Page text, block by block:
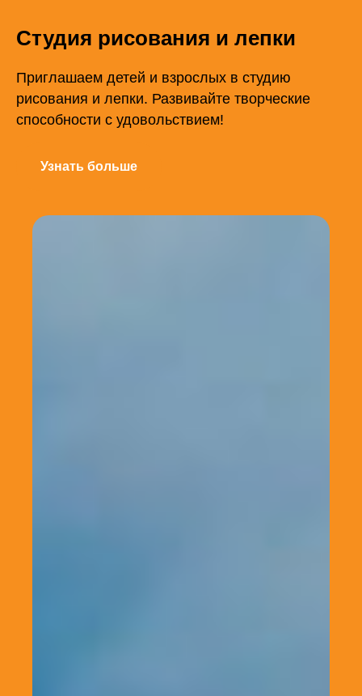
Студия рисования и лепки
Приглашаем детей и взрослых в студию
рисования и лепки. Развивайте творческие
способности с удовольствием!
Узнать больше